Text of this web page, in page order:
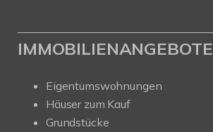
IMMOBILIENANGEBOTE
Eigentumswohnungen
Häuser zum Kauf
Grundstücke